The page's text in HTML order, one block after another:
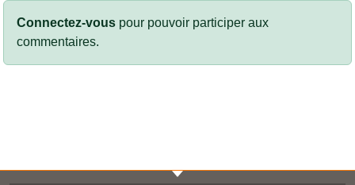
Connectez-vous pour pouvoir participer aux
commentaires.